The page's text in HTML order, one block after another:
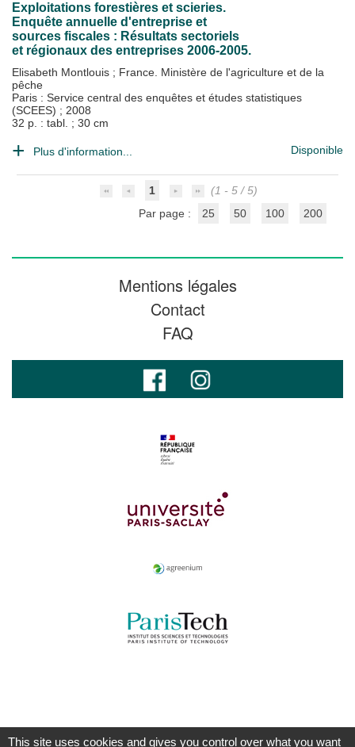
Exploitations forestières et scieries.
Enquête annuelle d'entreprise et
sources fiscales : Résultats sectoriels
et régionaux des entreprises 2006-2005.
Elisabeth Montlouis ; France. Ministère de l'agriculture et de la
pêche
Paris : Service central des enquêtes et études statistiques
(SCEES) ; 2008
32 p. : tabl. ; 30 cm
Plus d'information... Disponible
1
(1 - 5 / 5)
Par page :
25 50 100 200
Mentions légales
Contact
FAQ
This site uses cookies and gives you control over what you want